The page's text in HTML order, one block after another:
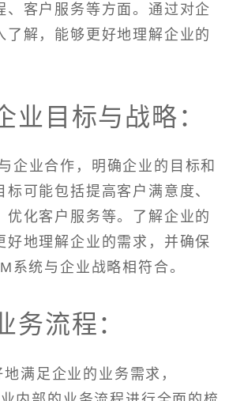
、客户服务等方面。通过对企
了解，能够更好地理解企业的
业目标与战略：
企业合作，明确企业的目标和
标可能包括提高客户满意度、
优化客户服务等。了解企业的
好地理解企业的需求，并确保
系统与企业战略相符合。
务流程：
满足企业的业务需求，